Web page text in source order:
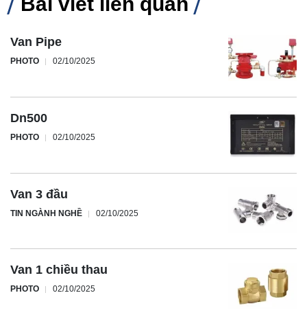
Van Pipe
PHOTO 02/10/2025
Dn500
PHOTO 02/10/2025
Van 3 đầu
TIN NGÀNH NGHỀ 02/10/2025
Van 1 chiều thau
PHOTO 02/10/2025